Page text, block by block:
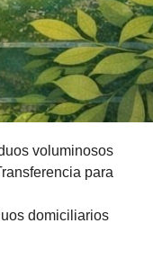
voluminosos
para
domiciliarios